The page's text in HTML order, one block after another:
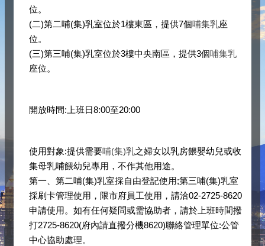
位。
(二)第二哺(集)乳室位於1樓東區，提供7個哺集乳座
位。
(三)第三哺(集)乳室位於3樓中央南區，提供3個哺集乳
座位。
開放時間:上班日8:00至20:00
使用對象:提供需要哺(集)乳之婦女以乳房餵嬰幼兒或收
集母乳哺餵幼兒專用，不作其他用途。
第一、第二哺(集)乳室採自由登記使用;第三哺(集)乳室
採刷卡管理使用，限市府員工使用，請洽02-2725-8620
申請使用。如有任何疑問或需協助者，請於上班時間撥
打2725-8620(府內請直撥分機8620)聯絡管理單位:公管
中心協助處理。